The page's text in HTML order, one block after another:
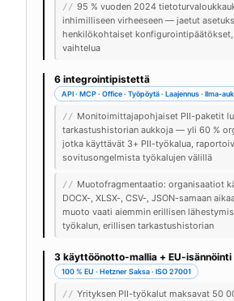
// 95 % vuoden 2024
inhimilliseen virheeseen — jaetut
henkilökohtaiset
vaihtelua
6 integrointipistettä
API · MCP · Office · Työpöytä · Laajennus · Ilma-
// Monitoimittajapohjaiset PII-paketit
tarkastushistorian aukkoja — yli 60 %
jotka käyttävät 3+ PII-työkalua,
sovitusongelmista työkalujen välillä
// Muotofragmentaatio: organisaatiot
DOCX-, XLSX-, CSV-, JSON-samaan
muoto vaati aiemmin erillisen
työkalun, erillisen tarkastushistorian
3 käyttöönotto-mallia + EU-isännöinti
100 % EU · Hetzner Saksa · ISO 27001
// Yrityksen PII-työkalut maksavat 50